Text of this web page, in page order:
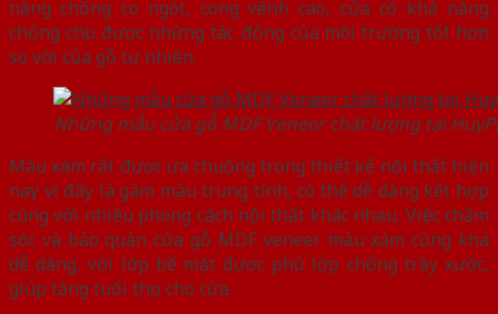
năng chống co ngót, cong vênh cao, cửa có khả năng
chống chịu được những tác động của môi trường tốt hơn
so với của gỗ tự nhiên.
Những mẫu cửa gỗ MDF Veneer chất lượng tại
Màu xám rất được ưa chuộng trong thiết kế nội thất hiện
nay vì đây là gam màu trung tính, có thể dễ dàng kết hợp
cùng với nhiều phong cách nội thất khác nhau. Việc chăm
sóc và bảo quản cửa gỗ MDF veneer màu xám cũng khá
dễ dàng, với lớp bề mặt được phủ lớp chống trầy xước,
giúp tăng tuổi thọ cho cửa.